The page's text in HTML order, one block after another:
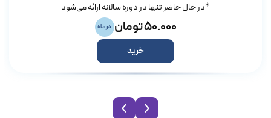
*در حال حاضر تنها در دوره سالانه ارائه می‌شود
50.000 تومان در ماه
خرید